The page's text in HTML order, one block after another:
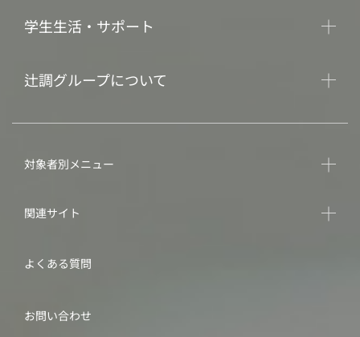
学生生活・サポート
辻調グループについて
対象者別メニュー
関連サイト
よくある質問
お問い合わせ